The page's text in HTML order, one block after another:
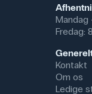
Mandag
Fredag:
Kontakt
Om os
Ledige